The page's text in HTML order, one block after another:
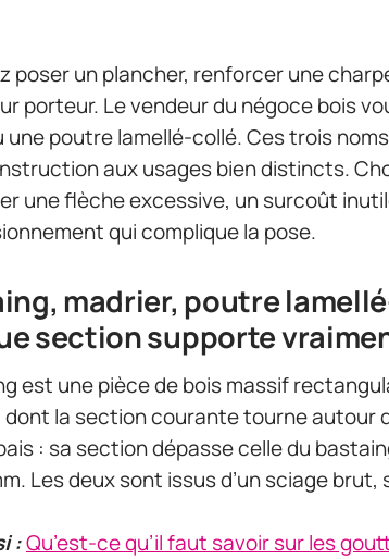
poser un plancher, renforcer une
porteur. Le vendeur du négoce bois
une poutre lamellé-collé. Ces trois
aux usages bien distincts.
une flèche excessive, un surcoût
qui complique la pose.
madrier, poutre
section supporte
est une pièce de bois massif
la section courante tourne autour
: sa section dépasse celle du
Les deux sont issus d’un sciage
:Qu’est-ce qu’il faut savoir sur les